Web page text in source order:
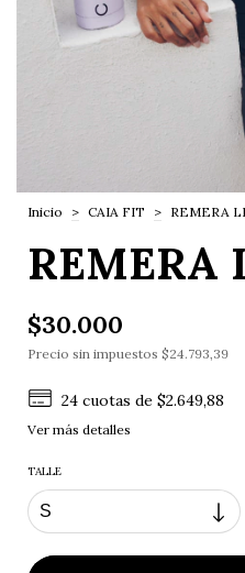
Inicio > CAIA FIT > REMERA
REMERA
$30.000
Precio sin impuestos $24.793,39
24 cuotas de$2.649,88
Ver más detalles
TALLE